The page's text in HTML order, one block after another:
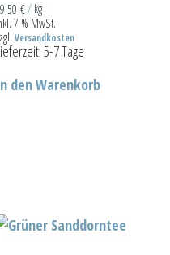
€/ kg
7 % MwSt.
Versandkosten
5-7 Tage
den Warenkorb